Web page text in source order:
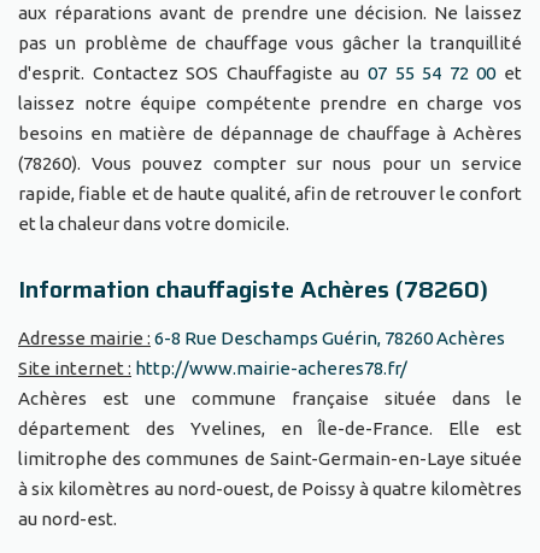
aux réparations avant de prendre une décision. Ne laissez
pas un problème de chauffage vous gâcher la tranquillité
d'esprit. Contactez SOS Chauffagiste au 07 55 54 72 00et
laissez notre équipe compétente prendre en charge vos
besoins en matière de dépannage de chauffage à Achères
(78260). Vous pouvez compter sur nous pour un service
rapide, fiable et de haute qualité, afin de retrouver le confort
et la chaleur dans votre domicile.
Information chauffagiste Achères (78260)
Adresse mairie : 6-8 Rue Deschamps Guérin, 78260 Achères
Site internet : http://www.mairie-acheres78.fr/
Achères est une commune française située dans le
département des Yvelines, en Île-de-France. Elle est
limitrophe des communes de Saint-Germain-en-Laye située
à six kilomètres au nord-ouest, de Poissy à quatre kilomètres
au nord-est.